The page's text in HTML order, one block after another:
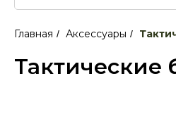
Главная / Аксессуары /
Тактические